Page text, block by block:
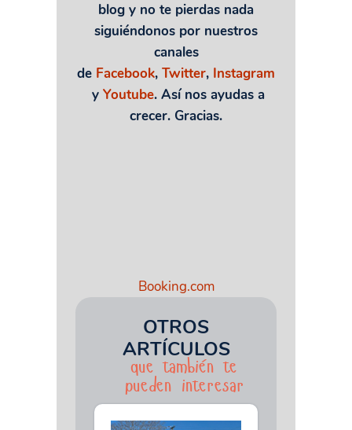
blog y no te pierdas nada
siguiéndonos por nuestros
canales
de Facebook, Twitter, Instagram
y Youtube. Así nos ayudas a
crecer. Gracias.
Booking.com
OTROS
ARTÍCULOS
que también te
pueden interesar